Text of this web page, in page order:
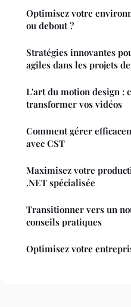
Optimisez votre
ou debout ?
Stratégies innovantes
agiles dans les projets
L'art du motion design :
transformer vos vidéos
Comment gérer
avec CST
Maximisez votre
.NET spécialisée
Transitionner vers un
conseils pratiques
Optimisez votre